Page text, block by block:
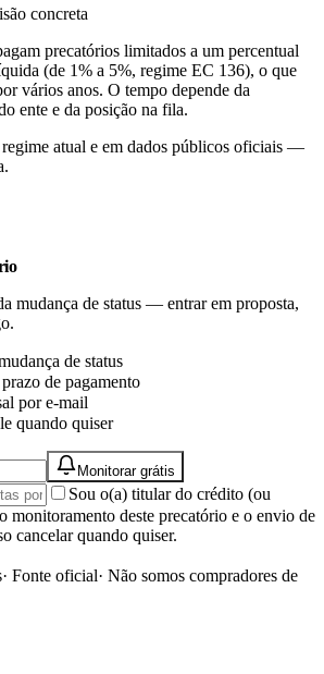
concreta
precatórios limitados a um percentual
(de 1% a 5%, regime EC 136), o que
vários anos. O tempo depende da
ente e da posição na fila.
regime atual e em dados públicos oficiais —
mudança de status — entrar em proposta,
de status
de pagamento
por e-mail
quando quiser
Monitorar grátis
Sou o(a) titular do crédito (ou
monitoramento deste precatório e o envio de
cancelar quando quiser.
· Fonte oficial· Não somos compradores de